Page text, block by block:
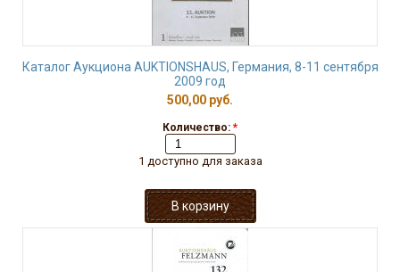
Каталог Аукциона AUKTIONSHAUS, Германия, 8-11 сентября
2009 год
500,00 руб.
Количество: *
1 доступно для заказа